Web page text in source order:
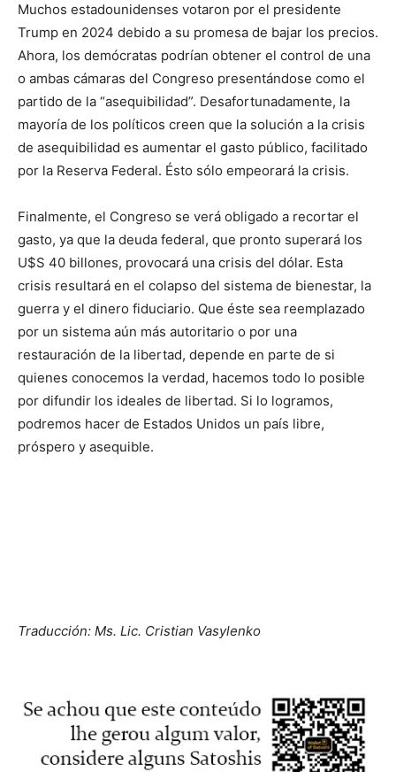
Muchos estadounidenses votaron por el presidente
Trump en 2024 debido a su promesa de bajar los precios.
Ahora, los demócratas podrían obtener el control de una
o ambas cámaras del Congreso presentándose como el
partido de la “asequibilidad”. Desafortunadamente, la
mayoría de los políticos creen que la solución a la crisis
de asequibilidad es aumentar el gasto público, facilitado
por la Reserva Federal. Ésto sólo empeorará la crisis.
Finalmente, el Congreso se verá obligado a recortar el
gasto, ya que la deuda federal, que pronto superará los
U$S 40 billones, provocará una crisis del dólar. Esta
crisis resultará en el colapso del sistema de bienestar, la
guerra y el dinero fiduciario. Que éste sea reemplazado
por un sistema aún más autoritario o por una
restauración de la libertad, depende en parte de si
quienes conocemos la verdad, hacemos todo lo posible
por difundir los ideales de libertad. Si lo logramos,
podremos hacer de Estados Unidos un país libre,
próspero y asequible.
Traducción: Ms. Lic. Cristian Vasylenko